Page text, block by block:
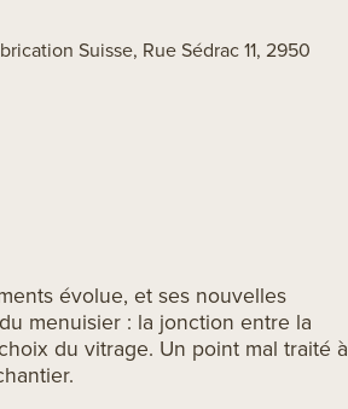
Suisse, Rue Sédrac 11, 2950
évolue, et ses nouvelles
menuisier : la jonction entre la
du vitrage. Un point mal traité à